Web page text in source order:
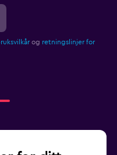
og retningslinjer for